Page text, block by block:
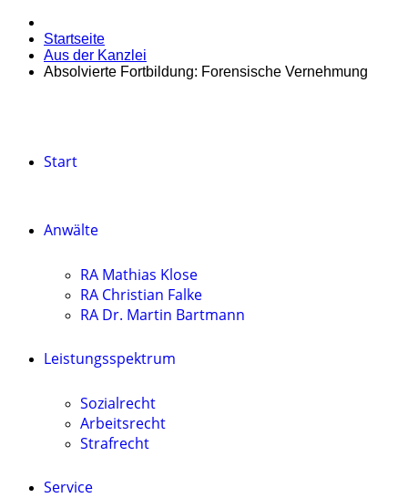
Startseite
Aus der Kanzlei
Absolvierte Fortbildung: Forensische Vernehmung
Start
Anwälte
RA Mathias Klose
RA Christian Falke
RA Dr. Martin Bartmann
Leistungsspektrum
Sozialrecht
Arbeitsrecht
Strafrecht
Service